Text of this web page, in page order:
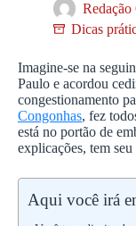
Dicas
Imagine-se na
Paulo e acordou
congestionamento
Congonhas, fez
está no portão de
explicações, tem seu
Aqui você irá